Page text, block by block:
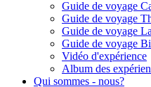
Guide de voyage
Guide de voyage
Guide de voyage
Guide de voyage
Vidéo d'expérience
Album des
Qui sommes - nous?